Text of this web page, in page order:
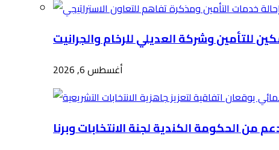
أغسطس 6, 2026